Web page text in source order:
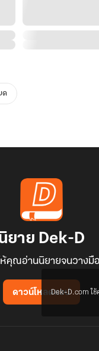
ด
ยาย Dek-D
คุณอ่านนิยายจนวางมื
ดาวน์โหลดแอปDek-D.com ใ